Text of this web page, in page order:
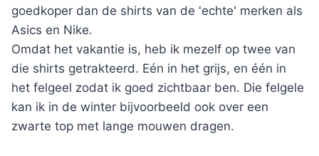
goedkoper dan de shirts van de 'echte' merken als
Asics en Nike.
Omdat het vakantie is, heb ik mezelf op twee van
die shirts getrakteerd. Eén in het grijs, en één in
het felgeel zodat ik goed zichtbaar ben. Die felgele
kan ik in de winter bijvoorbeeld ook over een
zwarte top met lange mouwen dragen.